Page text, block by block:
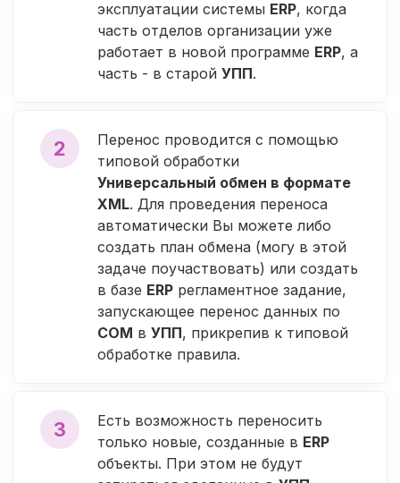
эксплуатации системы ERP, когда
часть отделов организации уже
работает в новой программе ERP, а
часть - в старой УПП.
2
Перенос проводится с помощью
типовой обработки
Универсальный обмен в формате
XML. Для проведения переноса
автоматически Вы можете либо
создать план обмена (могу в этой
задаче поучаствовать) или создать
в базе ERP регламентное задание,
запускающее перенос данных по
СОМ в УПП, прикрепив к типовой
обработке правила.
3
Есть возможность переносить
только новые, созданные в ERP
объекты. При этом не будут